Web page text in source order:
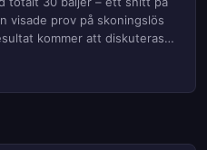
visade prov på skoningslös
kommer att diskuteras